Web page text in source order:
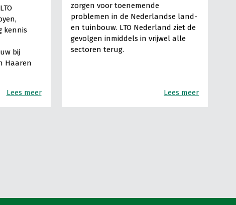
kennis
bij
Haaren
Lees meer
zorgen voor toenemende
problemen in de Nederlandse land-
en tuinbouw. LTO Nederland ziet de
gevolgen inmiddels in vrijwel alle
sectoren terug.
Lees meer